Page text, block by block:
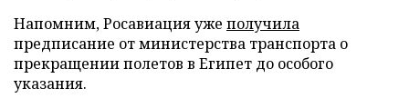
Напомним, Росавиация уже получила
предписание от министерства транспорта о
прекращении полетов в Египет до особого
указания.